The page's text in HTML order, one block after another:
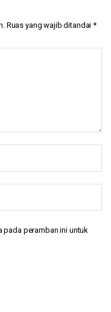
Ruas yang wajib ditandai*
pada peramban ini untuk